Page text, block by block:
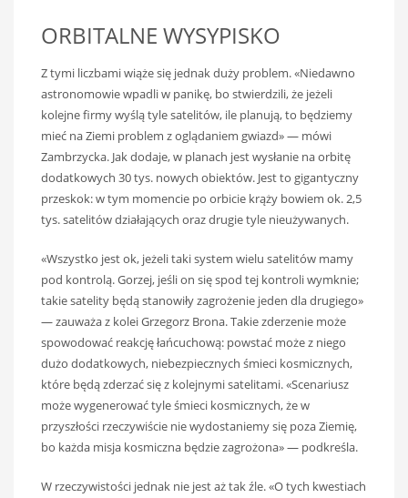
ORBITALNE WYSYPISKO
Z tymi liczbami wiąże się jednak duży problem. «Niedawno
astronomowie wpadli w panikę, bo stwierdzili, że jeżeli
kolejne firmy wyślą tyle satelitów, ile planują, to będziemy
mieć na Ziemi problem z oglądaniem gwiazd» — mówi
Zambrzycka. Jak dodaje, w planach jest wysłanie na orbitę
dodatkowych 30 tys. nowych obiektów. Jest to gigantyczny
przeskok: w tym momencie po orbicie krąży bowiem ok. 2,5
tys. satelitów działających oraz drugie tyle nieużywanych.
«Wszystko jest ok, jeżeli taki system wielu satelitów mamy
pod kontrolą. Gorzej, jeśli on się spod tej kontroli wymknie;
takie satelity będą stanowiły zagrożenie jeden dla drugiego»
— zauważa z kolei Grzegorz Brona. Takie zderzenie może
spowodować reakcję łańcuchową: powstać może z niego
dużo dodatkowych, niebezpiecznych śmieci kosmicznych,
które będą zderzać się z kolejnymi satelitami. «Scenariusz
może wygenerować tyle śmieci kosmicznych, że w
przyszłości rzeczywiście nie wydostaniemy się poza Ziemię,
bo każda misja kosmiczna będzie zagrożona» — podkreśla.
W rzeczywistości jednak nie jest aż tak źle. «O tych kwestiach